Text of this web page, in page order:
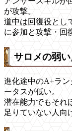
が攻撃。
道中は回復役とし
に参加と攻撃・回
サロメの弱い
進化途中のA+ラ
ータスが低い。
潜在能力でもそれ
足りていない人向